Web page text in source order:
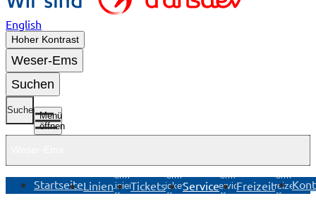
English
Hoher Kontrast
Weser-Ems
Suchen
Suche
Menü
öffnen
StartseiteLinien
Untermenü
Linien
öffnen
Tickets
Untermenü
Tickets
öffnen
Service
Untermenü
Service
öffnen
Freizeit
Untermenü
Freizeit
öffnen